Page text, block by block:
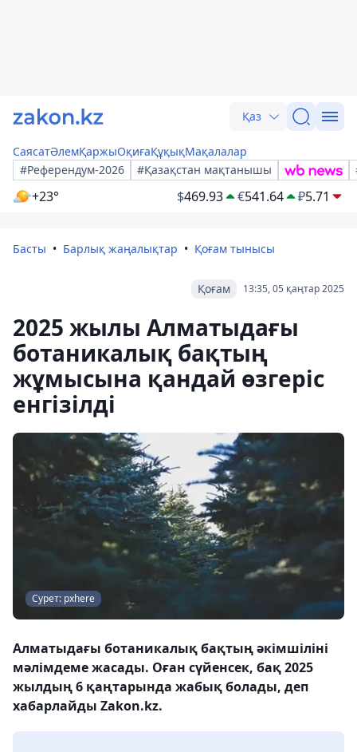
Қаз
СаясатӘлемҚаржыОқиғаҚұқықМақалалар
#Референдум-2026
#Қазақстан мақтанышы
+23° $469.93 €541.64 ₽5.71
Басты Барлық жаңалықтар Қоғам тынысы
13:35, 05 қаңтар 2025
Қоғам
2025 жылы Алматыдағы
ботаникалық бақтың
жұмысына қандай өзгеріс
енгізілді
Сурет: pxhere
Алматыдағы ботаникалық бақтың әкімшіліні
мәлімдеме жасады. Оған сүйенсек, бақ 2025
жылдың 6 қаңтарында жабық болады, деп
хабарлайды Zakon.kz.